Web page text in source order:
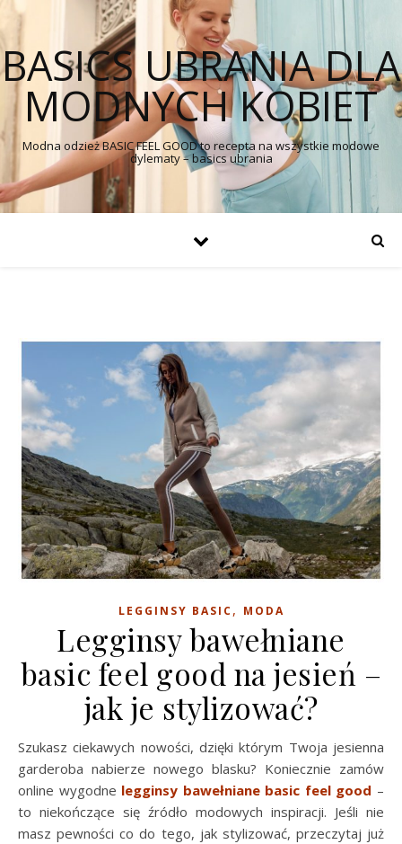
BASICS UBRANIA DLA
MODNYCH KOBIET
Modna odzież BASIC FEEL GOOD to recepta na wszystkie modowe
dylematy – basics ubrania
LEGGINSY BASIC, MODA
Legginsy bawełniane
basic feel good na jesień –
jak je stylizować?
Szukasz ciekawych nowości, dzięki którym Twoja jesienna
garderoba nabierze nowego blasku? Koniecznie zamów
online wygodne legginsy bawełniane basic feel good –
to niekończące się źródło modowych inspiracji. Jeśli nie
masz pewności co do tego, jak stylizować, przeczytaj już